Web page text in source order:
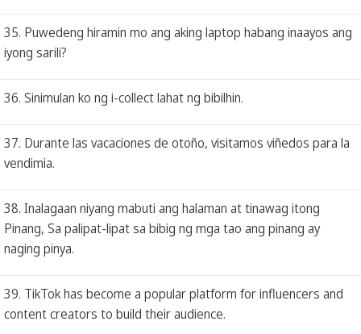
35. Puwedeng hiramin mo ang aking laptop habang inaayos ang
iyong sarili?
36. Sinimulan ko ng i-collect lahat ng bibilhin.
37. Durante las vacaciones de otoño, visitamos viñedos para la
vendimia.
38. Inalagaan niyang mabuti ang halaman at tinawag itong
Pinang, Sa palipat-lipat sa bibig ng mga tao ang pinang ay
naging pinya.
39. TikTok has become a popular platform for influencers and
content creators to build their audience.